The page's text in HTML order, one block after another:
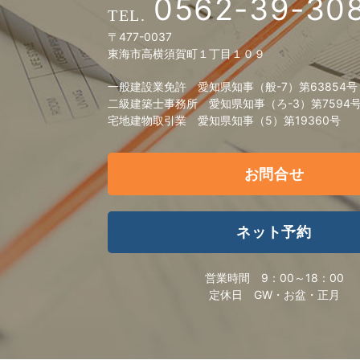
0562-39-
〒477-0037
東海市高横須賀町１丁目１０９
一般建設業免許 愛知県知事（般-7）第63854号
二級建築士事務所 愛知県知事（ろ-3）第7594
宅地建物取引業 愛知県知事（5）第19360号
お問合せ
ネット予約
営業時間 9：00～18：00
定休日 GW・お盆・正月